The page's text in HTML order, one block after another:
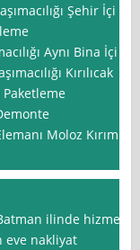
Şehir İçi
Aynı Bina İçi
Kırılıcak
Paketleme
Moloz Kırım
ilinde hizmet
eve nakliyat